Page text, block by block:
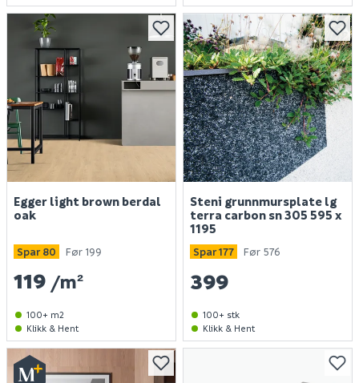
Egger light brown berdal
oak
119 /m²
Spar 80 Før 199
100+ m2
Klikk & Hent
Steni grunnmursplate lg
terra carbon sn 305 595 x
1195
399
Spar 177 Før 576
100+ stk
Klikk & Hent